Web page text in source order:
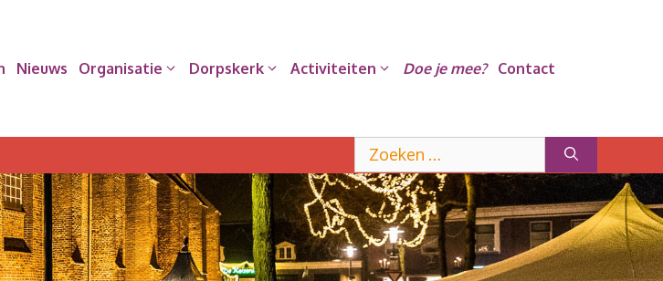
Nieuws Organisatie Dorpskerk Activiteiten Doe je mee? Contact
naar: